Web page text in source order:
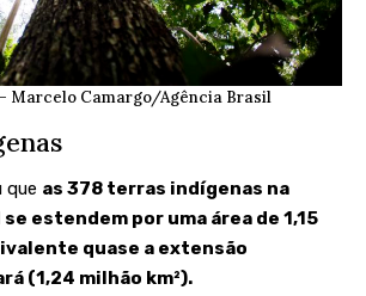
Marcelo Camargo/Agência Brasil
que as 378 terras indígenas na
estendem por uma área de 1,15
quase a extensão
(1,24 milhão km²).